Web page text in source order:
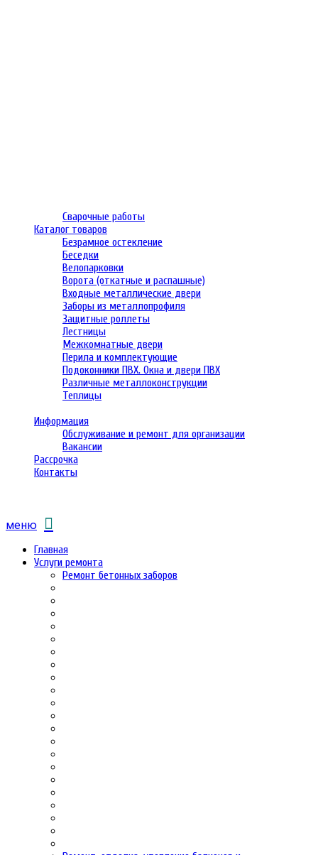
Сварочные работы
Каталог товаров
Безрамное остекление
Беседки
Велопарковки
Ворота (откатные и распашные)
Входные металлические двери
Заборы из металлопрофиля
Защитные роллеты
Лестницы
Межкомнатные двери
Перила и комплектующие
Подоконники ПВХ. Окна и двери ПВХ
Различные металлоконструкции
Теплицы
Информация
Обслуживание и ремонт для организации
Вакансии
Рассрочка
Контакты
меню
Главная
Услуги ремонта
Ремонт бетонных заборов